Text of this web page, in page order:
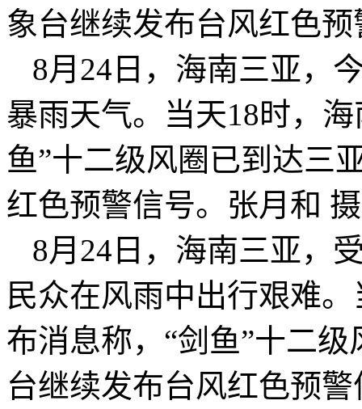
象台继续发布台风红色
8月24日，海南三亚，
暴雨天气。当天18时，
鱼”十二级风圈已到达三
红色预警信号。张月和 摄
8月24日，海南三亚，
民众在风雨中出行艰难
布消息称，“剑鱼”十二
台继续发布台风红色预